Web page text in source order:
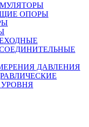
ОПОРЫ
ДАВЛЕНИЯ